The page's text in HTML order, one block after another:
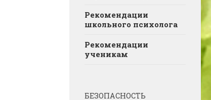
Рекомендации
школьного психолога
Рекомендации
ученикам
БЕЗОПАСНОСТЬ